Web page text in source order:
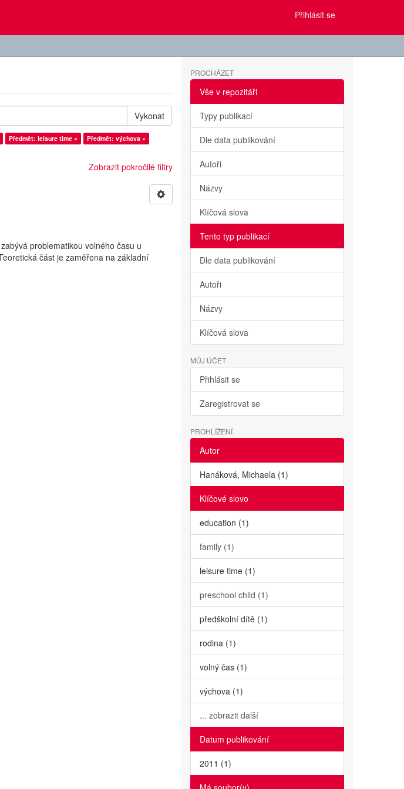
Přihlásit se
Vykonat
Předmět: leisure time ×
Předmět: výchova ×
Zobrazit pokročilé filtry
problematikou volného času u
část je zaměřena na základní
PROCHÁZET
Vše v repozitáři
Typy publikací
Dle data publikování
Autoři
Názvy
Klíčová slova
Tento typ publikací
Dle data publikování
Autoři
Názvy
Klíčová slova
MŮJ ÚČET
Přihlásit se
Zaregistrovat se
PROHLÍŽENÍ
Autor
Hanáková, Michaela (1)
Klíčové slovo
education (1)
family (1)
leisure time (1)
preschool child (1)
předškolní dítě (1)
rodina (1)
volný čas (1)
výchova (1)
... zobrazit další
Datum publikování
2011 (1)